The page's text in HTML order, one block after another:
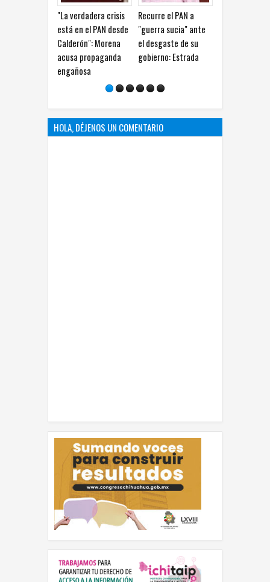
"La verdadera crisis
está en el PAN desde
Calderón": Morena
acusa propaganda
engañosa
Recurre el PAN a
"guerra sucia" ante
el desgaste de su
gobierno: Estrada
Lilia Aguilar pide a
Maru Campos
presentar pruebas
sobre supuestas
HOLA, DÉJENOS UN COMENTARIO